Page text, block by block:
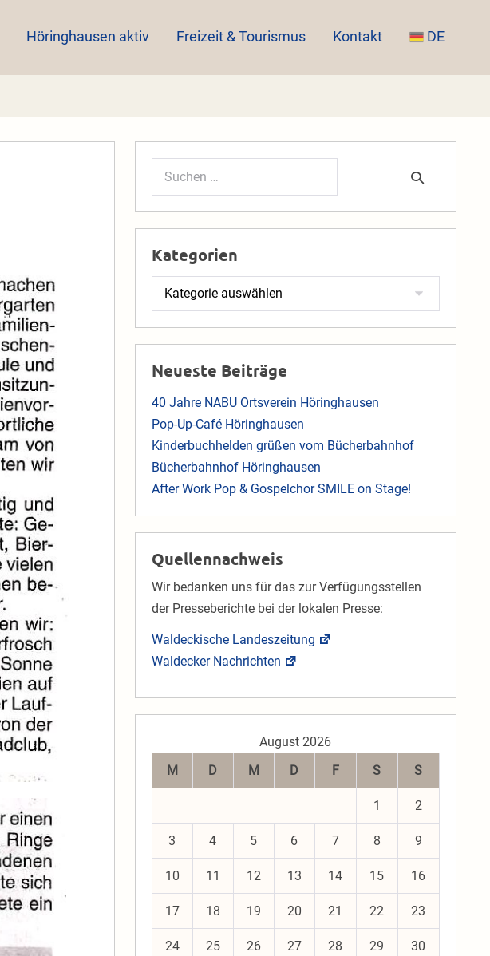
Höringhausen aktiv Freizeit & Tourismus Kontakt DE
Suchen
Kategorien
Kategorien
Neueste Beiträge
40 Jahre NABU Ortsverein Höringhausen
Pop-Up-Café Höringhausen
Kinderbuchhelden grüßen vom Bücherbahnhof
Bücherbahnhof Höringhausen
After Work Pop & Gospelchor SMILE on Stage!
Quellennachweis
Wir bedanken uns für das zur Verfügungsstellen
der Presseberichte bei der lokalen Presse:
Waldeckische Landeszeitung
Waldecker Nachrichten
August 2026
M
D M D F S S
1 2
3 4 5 6 7 8 9
10 11 12 13 14 15 16
17 18 19 20 21 22 23
24 25 26 27 28 29 30